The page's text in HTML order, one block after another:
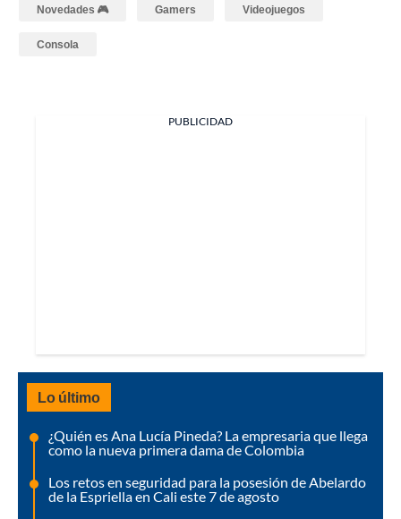
Novedades 🎮 Gamers Videojuegos
Consola
PUBLICIDAD
Lo último
¿Quién es Ana Lucía Pineda? La empresaria que llega
como la nueva primera dama de Colombia
Los retos en seguridad para la posesión de Abelardo
de la Espriella en Cali este 7 de agosto